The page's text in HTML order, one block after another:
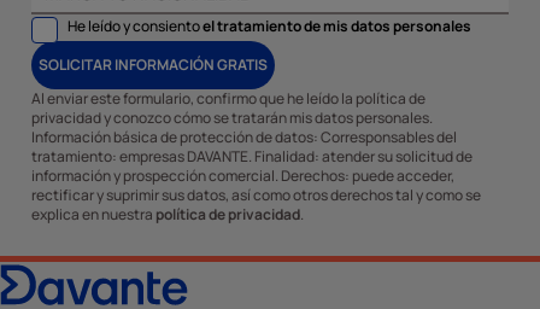
He leído y consientoel tratamiento de mis datos personales
SOLICITAR INFORMACIÓN GRATIS
Al enviar este formulario, confirmo que he leído la política de
privacidad y conozco cómo se tratarán mis datos personales.
Información básica de protección de datos: Corresponsables del
tratamiento: empresas DAVANTE. Finalidad: atender su solicitud de
información y prospección comercial. Derechos: puede acceder,
rectificar y suprimir sus datos, así como otros derechos tal y como se
explica en nuestra política de privacidad.